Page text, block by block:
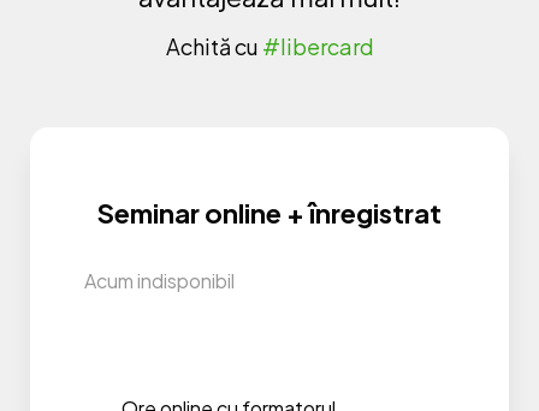
Achită cu #libercard
Seminar online + înregistrat
Acum indisponibil